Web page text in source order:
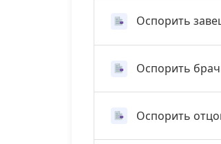
Оспорить
Оспорить
Оспорить